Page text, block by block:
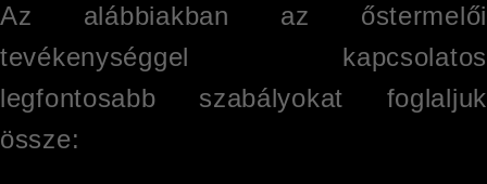
Az alábbiakban az őstermelői
tevékenységgel kapcsolatos
legfontosabb szabályokat foglaljuk
össze: